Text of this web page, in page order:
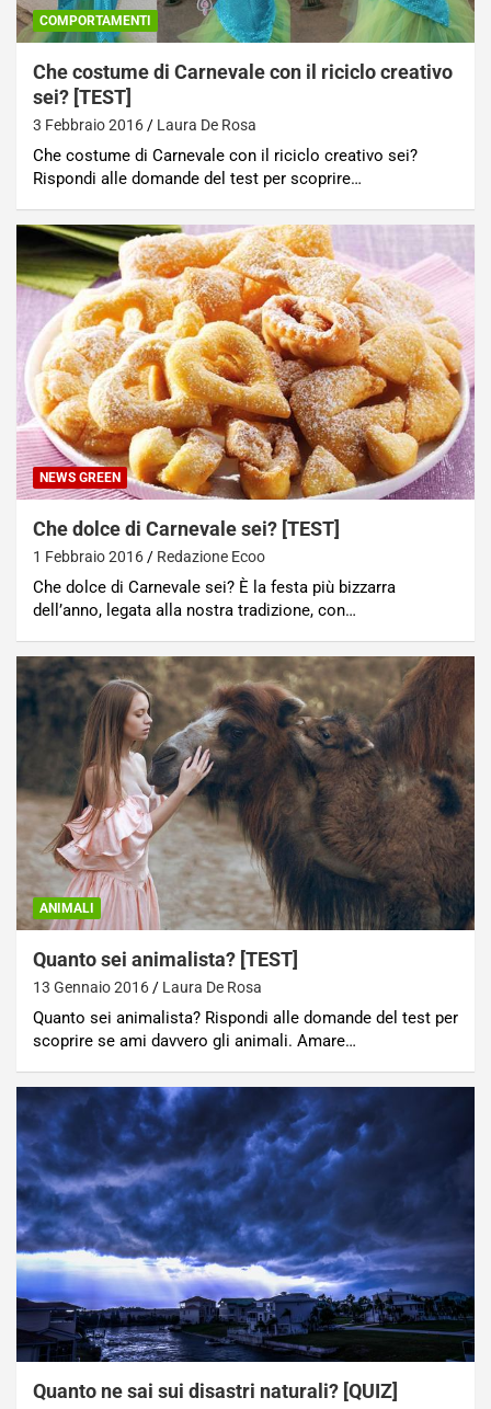
COMPORTAMENTI
Che costume di Carnevale con il riciclo creativo
sei? [TEST]
3 Febbraio 2016 Laura De Rosa
Che costume di Carnevale con il riciclo creativo sei?
Rispondi alle domande del test per scoprire…
NEWS GREEN
Che dolce di Carnevale sei? [TEST]
1 Febbraio 2016 Redazione Ecoo
Che dolce di Carnevale sei? È la festa più bizzarra
dell’anno, legata alla nostra tradizione, con…
ANIMALI
Quanto sei animalista? [TEST]
13 Gennaio 2016 Laura De Rosa
Quanto sei animalista? Rispondi alle domande del test per
scoprire se ami davvero gli animali. Amare…
Quanto ne sai sui disastri naturali? [QUIZ]